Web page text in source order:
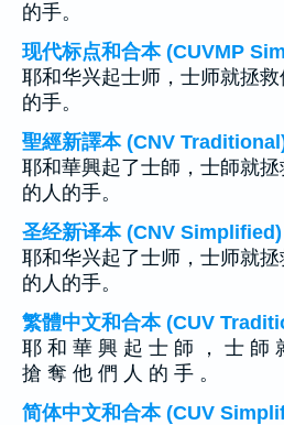
的手。
现代标点和合本 (CUVMP
耶和华兴起士师，士师就拯
的手。
聖經新譯本 (CNV
耶和華興起了士師，士師就
的人的手。
圣经新译本 (CNV Simplified)
耶和华兴起了士师，士师就
的人的手。
繁體中文和合本 (CUV
耶 和 華 興 起 士 師 ， 士 師
搶 奪 他 們 人 的 手 。
简体中文和合本 (CUV